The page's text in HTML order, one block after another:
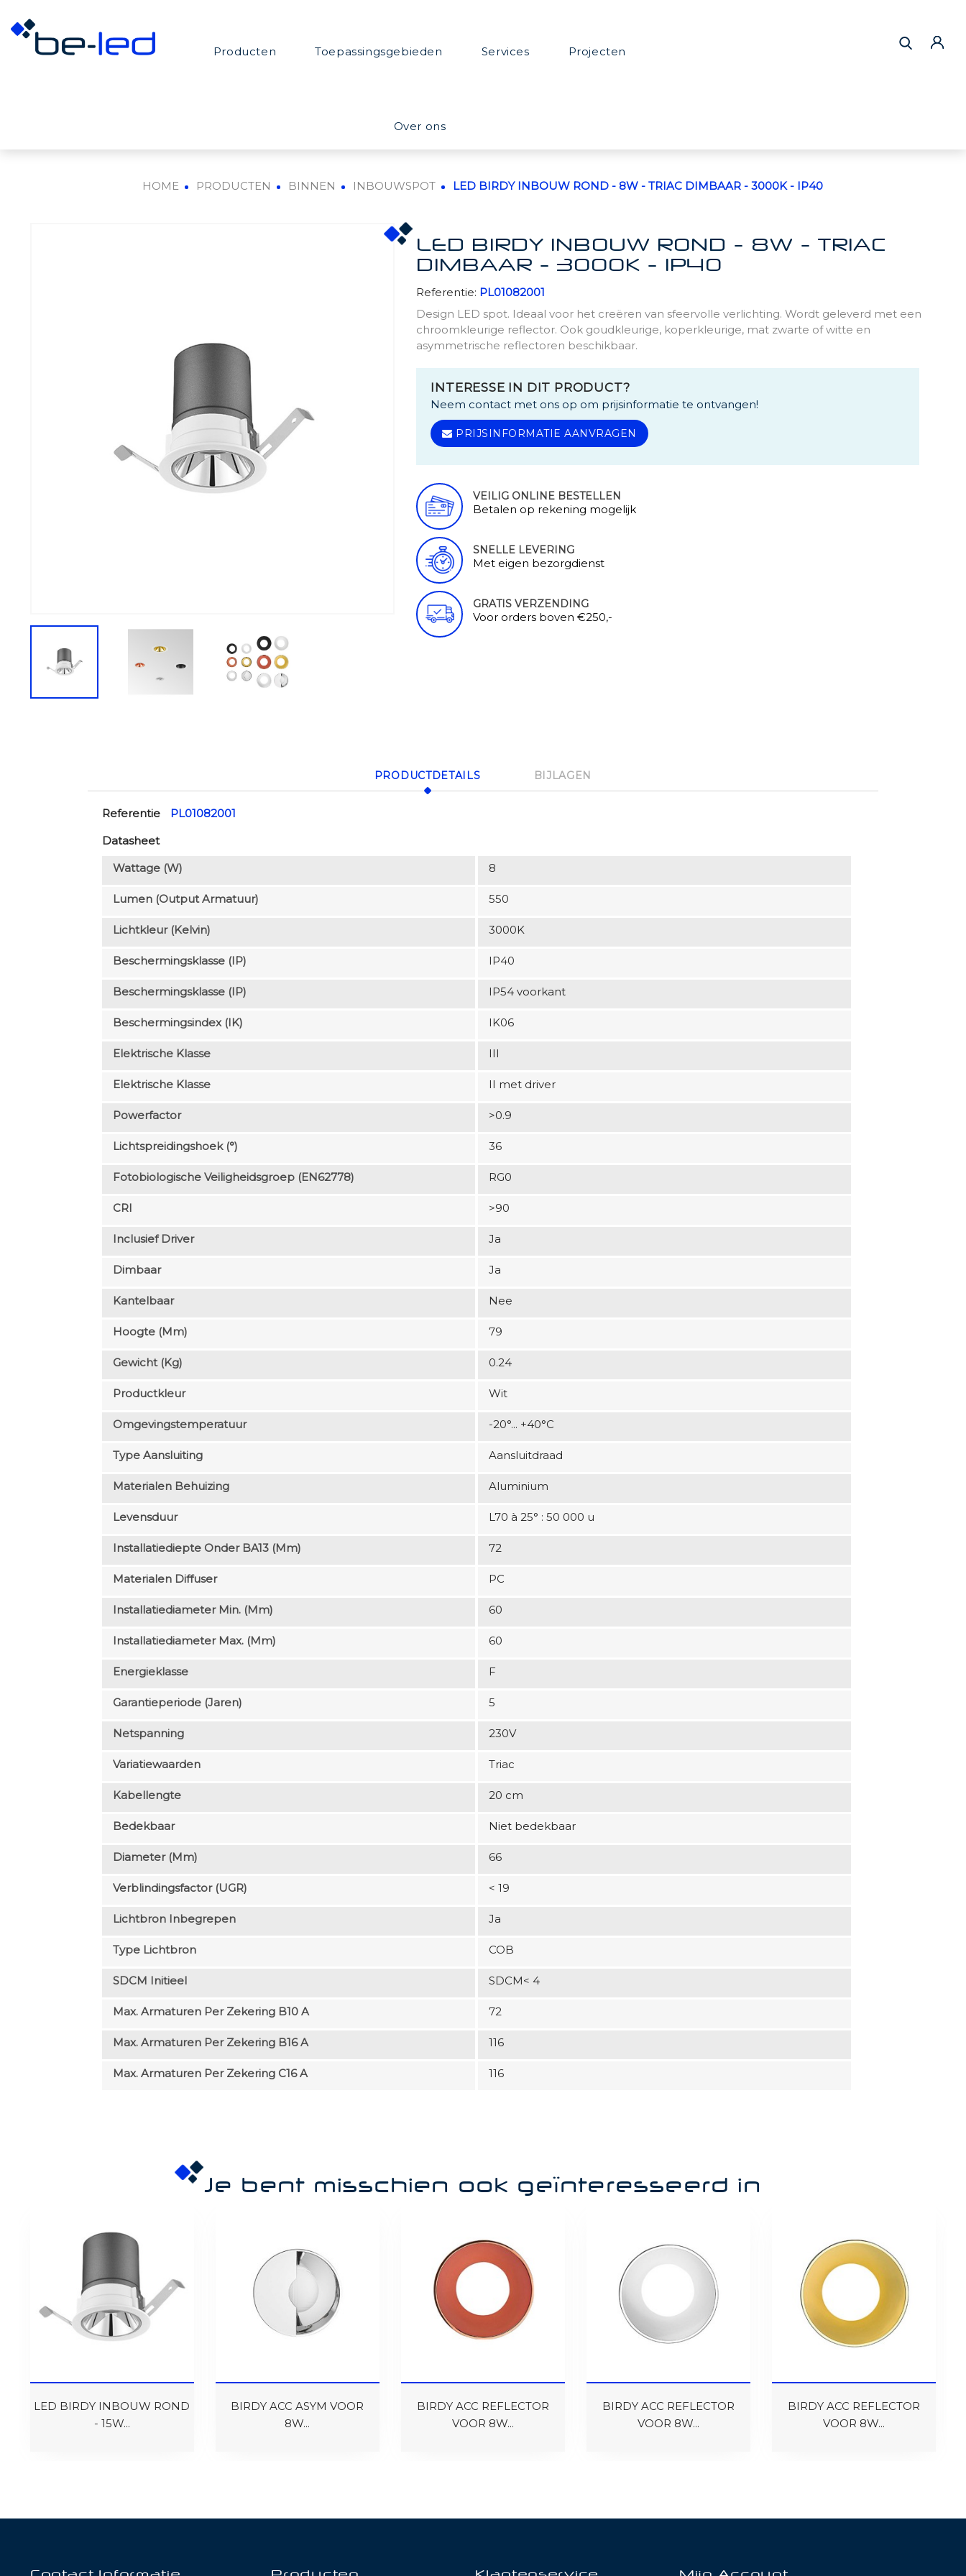
Producten Toepassingsgebieden Services Projecten
Over ons
HOME PRODUCTEN BINNEN INBOUWSPOT LED BIRDY INBOUW ROND - 8W - TRIAC DIMBAAR - 3000K - IP40
LED BIRDY INBOUW ROND - 8W - TRIAC
DIMBAAR - 3000K - IP40
Referentie: PL01082001
Design LED spot. Ideaal voor het creëren van sfeervolle verlichting. Wordt geleverd met een
chroomkleurige reflector. Ook goudkleurige, koperkleurige, mat zwarte of witte en
asymmetrische reflectoren beschikbaar.
INTERESSE IN DIT PRODUCT?
Neem contact met ons op om prijsinformatie te ontvangen!
PRIJSINFORMATIE AANVRAGEN
VEILIG ONLINE BESTELLEN
Betalen op rekening mogelijk
SNELLE LEVERING
Met eigen bezorgdienst
GRATIS VERZENDING
Voor orders boven €250,-
PRODUCTDETAILS BIJLAGEN
Referentie
PL01082001
Datasheet
Wattage (W)
8
Lumen (output Armatuur) 550
Lichtkleur (Kelvin) 3000K
Beschermingsklasse (IP) IP40
Beschermingsklasse (IP) IP54 voorkant
Beschermingsindex (IK) IK06
Elektrische Klasse III
Elektrische Klasse II met driver
Powerfactor >0.9
Lichtspreidingshoek (°) 36
Fotobiologische Veiligheidsgroep (EN62778) RG0
CRI >90
Inclusief Driver Ja
Dimbaar Ja
Kantelbaar Nee
Hoogte (mm) 79
Gewicht (kg) 0.24
Productkleur Wit
Omgevingstemperatuur -20°... +40°C
Type Aansluiting Aansluitdraad
Materialen Behuizing Aluminium
Levensduur L70 à 25° : 50 000 u
Installatiediepte Onder BA13 (mm) 72
Materialen Diffuser PC
Installatiediameter Min. (mm) 60
Installatiediameter Max. (mm) 60
Energieklasse F
Garantieperiode (jaren) 5
Netspanning 230V
Variatiewaarden Triac
Kabellengte 20 cm
Bedekbaar Niet bedekbaar
Diameter (mm) 66
Verblindingsfactor (UGR) < 19
Lichtbron Inbegrepen Ja
Type Lichtbron COB
SDCM Initieel SDCM< 4
Max. Armaturen Per Zekering B10 A 72
Max. Armaturen Per Zekering B16 A 116
Max. Armaturen Per Zekering C16 A 116
Je bent misschien ook geïnteresseerd in
LED BIRDY INBOUW ROND
- 15W...
BIRDY ACC ASYM VOOR
8W...
BIRDY ACC REFLECTOR
VOOR 8W...
BIRDY ACC REFLECTOR
VOOR 8W...
BIRDY ACC REFLECTOR
VOOR 8W...